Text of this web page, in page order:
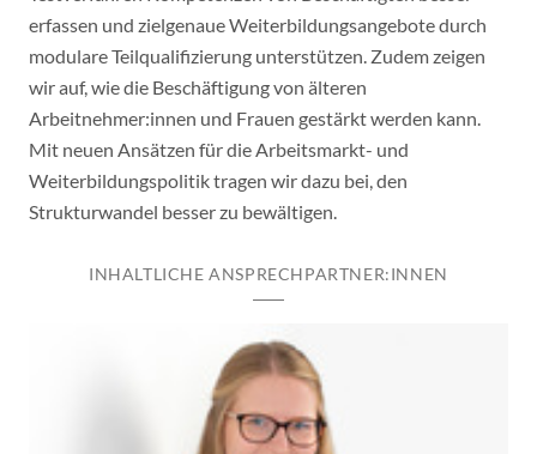
erfassen und zielgenaue Weiterbildungsangebote durch
modulare Teilqualifizierung unterstützen. Zudem zeigen
wir auf, wie die Beschäftigung von älteren
Arbeitnehmer:innen und Frauen gestärkt werden kann.
Mit neuen Ansätzen für die Arbeitsmarkt- und
Weiterbildungspolitik tragen wir dazu bei, den
Strukturwandel besser zu bewältigen.
INHALTLICHE ANSPRECHPARTNER:INNEN